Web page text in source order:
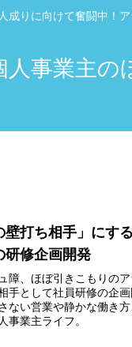
成りに向けて奮闘中！
人事業主の
壁打ち相手」にす
研修企画開発
障、ほぼ引きこもりの
手として社員研修の企
ない営業や静かな働き
事業主ライフ。